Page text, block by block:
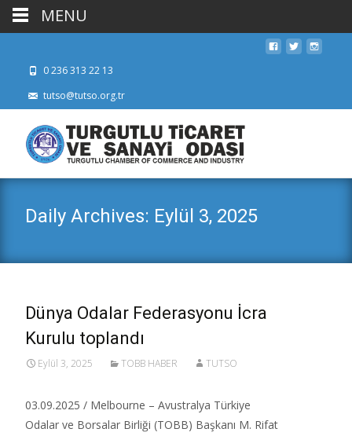
0 236 313 22 13
tutso@tutso.org.tr
Daily Archives: Eylül 3, 2025
Dünya Odalar Federasyonu İcra
Kurulu toplandı
Eylül 3, 2025 TOBB HABER TUTSO
03.09.2025 / Melbourne – Avustralya Türkiye
Odalar ve Borsalar Birliği (TOBB) Başkanı M. Rifat
MENU